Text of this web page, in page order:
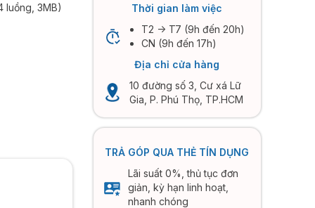
luồng, 3MB)
Thời gian làm việc
T2 -> T7 (9h đến 20h)
CN (9h đến 17h)
Địa chỉ cửa hàng
10 đường số 3, Cư xá Lữ
Gia, P. Phú Thọ, TP.HCM
TRẢ GÓP QUA THẺ TÍN DỤNG
Lãi suất 0%, thủ tục đơn
giản, kỳ hạn linh hoạt,
nhanh chóng